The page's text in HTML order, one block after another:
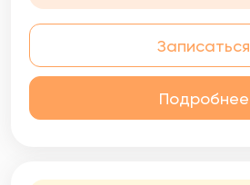
Записаться
Подробнее